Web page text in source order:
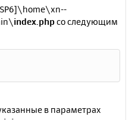
index.phpсо следующим
в параметрах